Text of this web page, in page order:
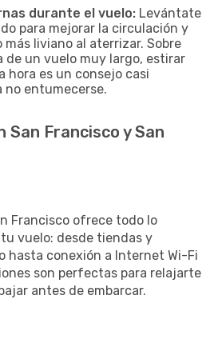
durante el vuelo: Levántate
para mejorar la circulación y
más liviano al aterrizar. Sobre
de un vuelo muy largo, estirar
hora es un consejo casi
no entumecerse.
Francisco y San
Francisco ofrece todo lo
vuelo: desde tiendas y
hasta conexión a Internet Wi-Fi
son perfectas para relajarte
antes de embarcar.